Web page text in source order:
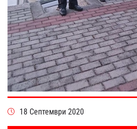
18 Септември 2020